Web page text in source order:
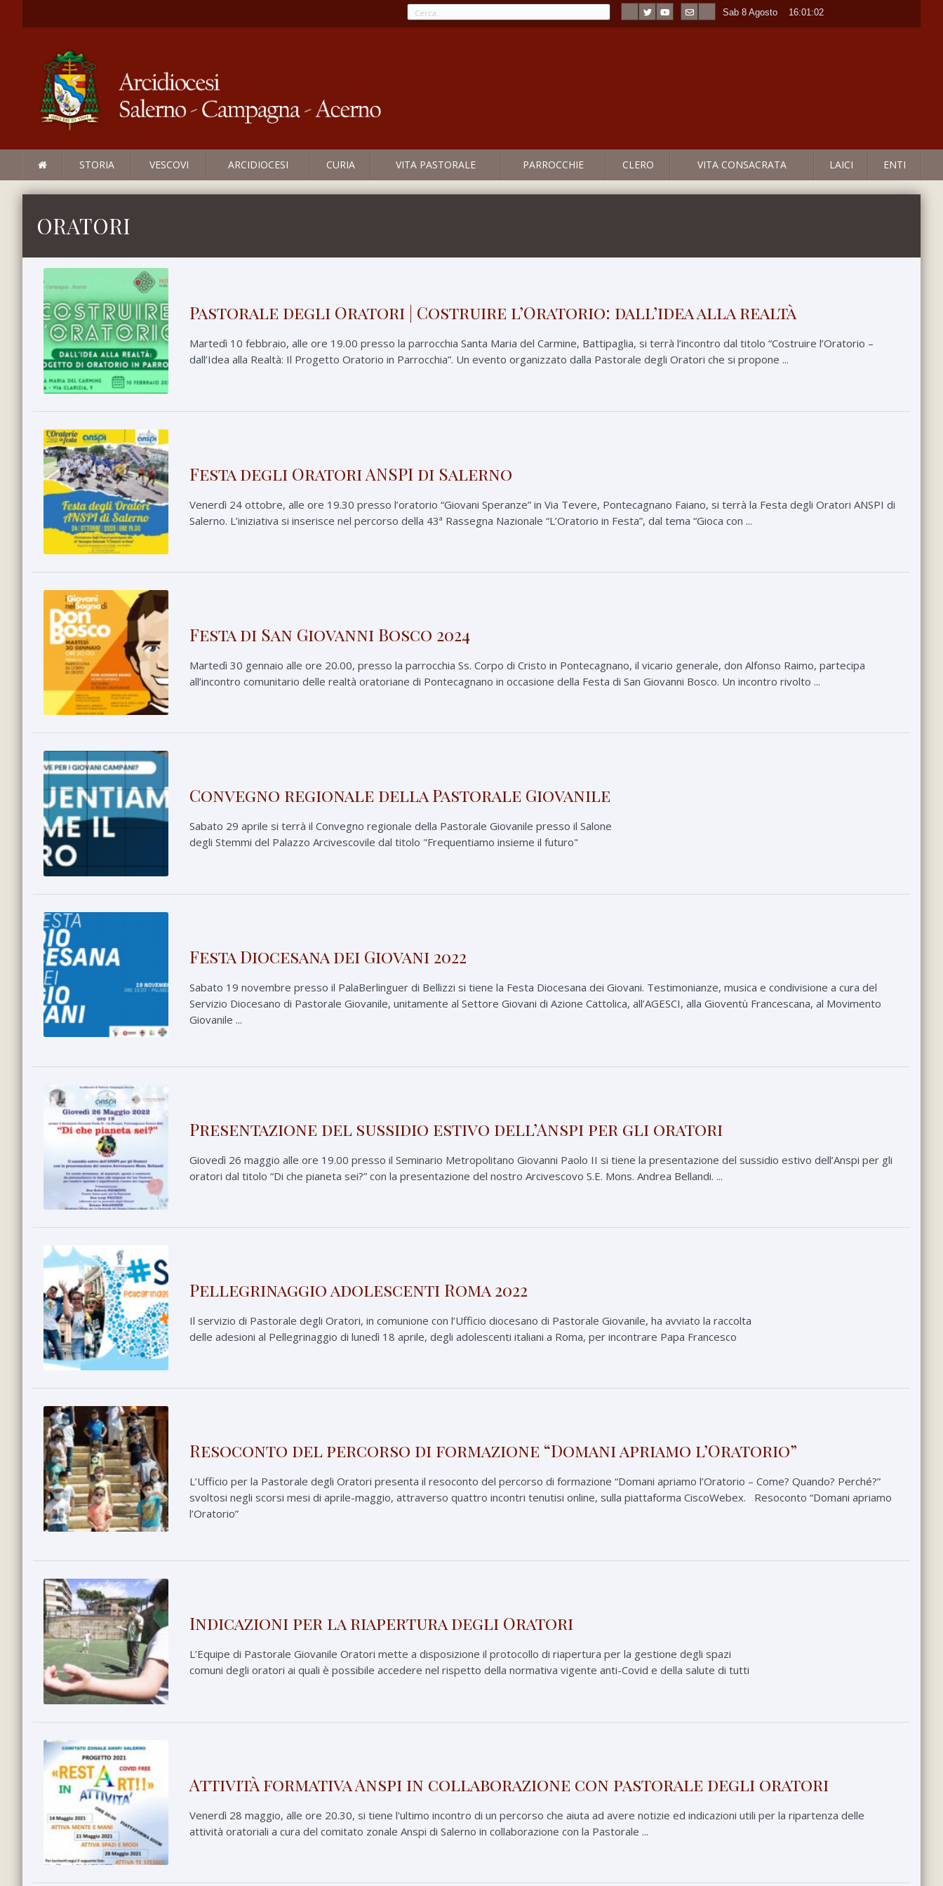
Sab 8 Agosto 16:01:03
STORIA VESCOVI ARCIDIOCESI CURIA VITA PASTORALE PARROCCHIE CLERO VITA CONSACRATA LAICI ENTI
ORATORI
Pastorale degli Oratori | Costruire l’Oratorio: dall’idea alla realtà
Martedì 10 febbraio, alle ore 19.00 presso la parrocchia Santa Maria del Carmine, Battipaglia, si terrà l’incontro dal titolo “Costruire l’Oratorio –
dall’Idea alla Realtà: Il Progetto Oratorio in Parrocchia”. Un evento organizzato dalla Pastorale degli Oratori che si propone ...
Festa degli Oratori ANSPI di Salerno
Venerdì 24 ottobre, alle ore 19.30 presso l’oratorio “Giovani Speranze” in Via Tevere, Pontecagnano Faiano, si terrà la Festa degli Oratori ANSPI di
Salerno. L’iniziativa si inserisce nel percorso della 43ª Rassegna Nazionale “L’Oratorio in Festa”, dal tema “Gioca con ...
Festa di San Giovanni Bosco 2024
Martedì 30 gennaio alle ore 20.00, presso la parrocchia Ss. Corpo di Cristo in Pontecagnano, il vicario generale, don Alfonso Raimo, partecipa
all’incontro comunitario delle realtà oratoriane di Pontecagnano in occasione della Festa di San Giovanni Bosco. Un incontro rivolto ...
Convegno regionale della Pastorale Giovanile
Sabato 29 aprile si terrà il Convegno regionale della Pastorale Giovanile presso il Salone
degli Stemmi del Palazzo Arcivescovile dal titolo "Frequentiamo insieme il futuro"
Festa Diocesana dei Giovani 2022
Sabato 19 novembre presso il PalaBerlinguer di Bellizzi si tiene la Festa Diocesana dei Giovani. Testimonianze, musica e condivisione a cura del
Servizio Diocesano di Pastorale Giovanile, unitamente al Settore Giovani di Azione Cattolica, all’AGESCI, alla Gioventù Francescana, al Movimento
Giovanile ...
Presentazione del sussidio estivo dell’Anspi per gli oratori
Giovedì 26 maggio alle ore 19.00 presso il Seminario Metropolitano Giovanni Paolo II si tiene la presentazione del sussidio estivo dell’Anspi per gli
oratori dal titolo “Di che pianeta sei?” con la presentazione del nostro Arcivescovo S.E. Mons. Andrea Bellandi. ...
Pellegrinaggio adolescenti Roma 2022
Il servizio di Pastorale degli Oratori, in comunione con l’Ufficio diocesano di Pastorale Giovanile, ha avviato la raccolta
delle adesioni al Pellegrinaggio di lunedì 18 aprile, degli adolescenti italiani a Roma, per incontrare Papa Francesco
Resoconto del percorso di formazione “Domani apriamo l’Oratorio”
L’Ufficio per la Pastorale degli Oratori presenta il resoconto del percorso di formazione “Domani apriamo l’Oratorio – Come? Quando? Perché?”
svoltosi negli scorsi mesi di aprile-maggio, attraverso quattro incontri tenutisi online, sulla piattaforma CiscoWebex. Resoconto “Domani apriamo
l’Oratorio”
Indicazioni per la riapertura degli Oratori
L’Equipe di Pastorale Giovanile Oratori mette a disposizione il protocollo di riapertura per la gestione degli spazi
comuni degli oratori ai quali è possibile accedere nel rispetto della normativa vigente anti-Covid e della salute di tutti
Attività formativa Anspi in collaborazione con pastorale degli oratori
Venerdì 28 maggio, alle ore 20.30, si tiene l'ultimo incontro di un percorso che aiuta ad avere notizie ed indicazioni utili per la ripartenza delle
attività oratoriali a cura del comitato zonale Anspi di Salerno in collaborazione con la Pastorale ...